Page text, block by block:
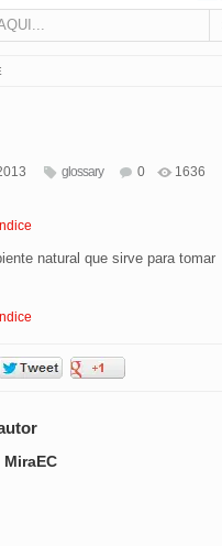
glossary 0 1636
natural que sirve para tomar
MiraEC